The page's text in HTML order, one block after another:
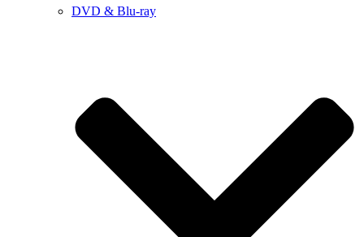
DVD & Blu-ray